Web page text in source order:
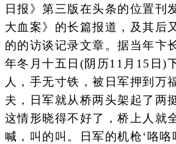
日报》第三版在头条的位置刊
大血案》的长篇报道，及其后
的的访谈记录文章。据当年卞
年冬月十五日(阴历11月15日)
人，手无寸铁，被日军押到万
夫，日军就从桥两头架起了两
这情形晓得不好了，桥上人就
喊，叫的叫。日军的机枪‘咯咯